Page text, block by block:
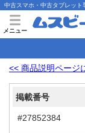
中古スマホ・中古タブレット
メニュー
<< 商品説明ページ
掲載番号
#27852384